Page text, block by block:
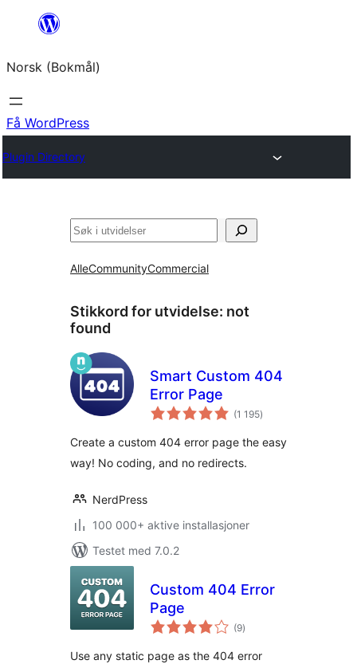
Hopp
innhold
Norsk (Bokmål)
Få WordPress
Plugin Directory
Søk
AlleCommunityCommercial
Stikkord for utvidelse: not
found
Smart Custom 404
Error Page
(1 195totale
vurderinger
)
Create a custom 404 error page the easy
way! No coding, and no redirects.
NerdPress
100 000+ aktive installasjoner
Testet med 7.0.2
Custom 404 Error
Page
(9totale
vurderinger
)
Use any static page as the 404 error